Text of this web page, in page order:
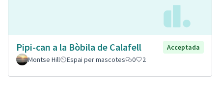
Pipi-can a la Bòbila de Calafell
Acceptada
Montse Hill
Espai per mascotes 0 2